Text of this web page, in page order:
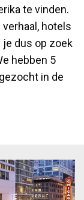
te vinden.
hotels
je dus op zoek
hebben 5
in de